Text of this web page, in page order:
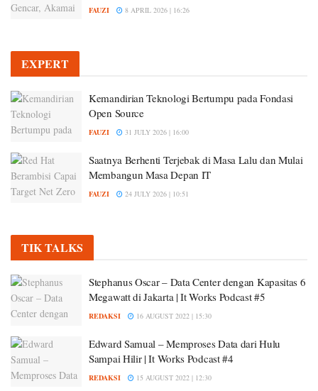
FAUZI 8 APRIL 2026 | 16:26
EXPERT
Kemandirian Teknologi Bertumpu pada Fondasi
Open Source
FAUZI 31 JULY 2026 | 16:00
Saatnya Berhenti Terjebak di Masa Lalu dan Mulai
Membangun Masa Depan IT
FAUZI 24 JULY 2026 | 10:51
TIK TALKS
Stephanus Oscar – Data Center dengan Kapasitas 6
Megawatt di Jakarta | It Works Podcast #5
REDAKSI 16 AUGUST 2022 | 15:30
Edward Samual – Memproses Data dari Hulu
Sampai Hilir | It Works Podcast #4
REDAKSI 15 AUGUST 2022 | 12:30